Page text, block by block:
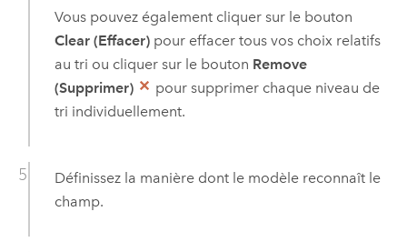
Vous pouvez également cliquer sur le bouton
Clear (Effacer)pour effacer tous vos choix relatifs
au tri ou cliquer sur le bouton Remove
(Supprimer)
pour supprimer chaque niveau de
tri individuellement.
Définissez la manière dont le modèle reconnaît le
champ.